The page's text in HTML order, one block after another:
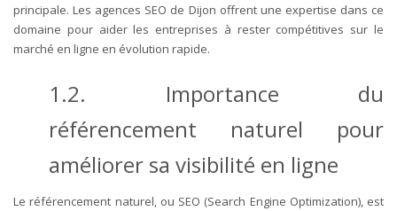
principale. Les agences SEO de Dijon offrent une expertise dans ce
domaine pour aider les entreprises à rester compétitives sur le
marché en ligne en évolution rapide.
1.2. Importance du
référencement naturel pour
améliorer sa visibilité en ligne
Le référencement naturel, ou SEO (Search Engine Optimization), est